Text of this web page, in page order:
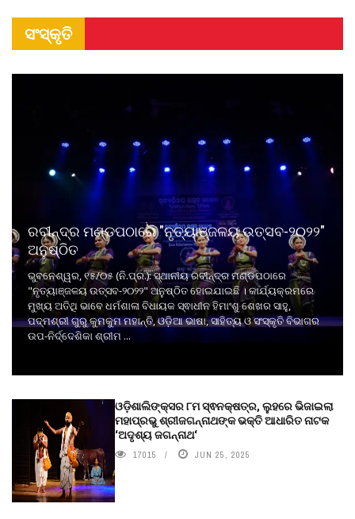
ସଂସ୍କୃତି
ରବୀନ୍ଦ୍ର ମଣ୍ଡପଠାରେ "ନୃତ୍ୟାଞ୍ଜଳୟ ଉତ୍ସବ-୨୦୨୨"
ଅନୁଷ୍ଠିତ
ଭୁବନେଶ୍ୱର, ୧୫/୦୫ (ନି.ପ୍ର.): ସ୍ଥାନୀୟ ରବୀନ୍ଦ୍ର ମଣ୍ଡପଠାରେ
"ନୃତ୍ୟାଞ୍ଜଳୟ ଉତ୍ସବ-୨୦୨୨" ଅନୁଷ୍ଠିତ ହୋଇଯାଇଛି । କାର୍ଯ୍ୟକ୍ରମରେ
ମୁଖ୍ୟ ଅତିଥି ଭାବେ ଧର୍ମଶାଳା ବିଧାୟକ ସ୍ଵାଧୀନ ହିମାଂଶୁ ଶେଖର ସାହୁ,
ପଦ୍ମଶ୍ରୀ ଗୁରୁ କୁମକୁମ ମହାନ୍ତି, ଓଡ଼ିଆ ଭାଷା, ସାହିତ୍ୟ ଓ ସଂସ୍କୃତି ବିଭାଗର
ଉପ-ନିର୍ଦ୍ଦେଶିକା ଶ୍ରୀମ ...
ଓଡ଼ିଶାଲିଙ୍କ୍ସର ୮ମ ସ୍ଵନକ୍ଷତ୍ର, ଲୁହରେ ଭିଜାଇଲା
ମହାପ୍ରଭୁ ଶ୍ରୀଜଗନ୍ନାଥଙ୍କ ଭକ୍ତି ଆଧାରିତ ନାଟକ
‘ଅଦୃଶ୍ୟ ଜଗନ୍ନାଥ‘
17015 JUN 25, 2025